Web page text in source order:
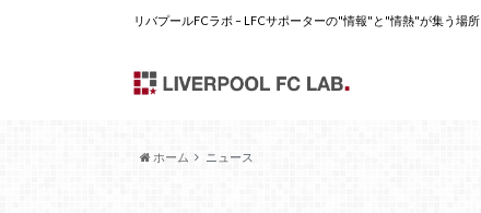
リバプールFCラボ – LFCサポーターの"情報"と"情熱"が集う場所
ホーム ニュース